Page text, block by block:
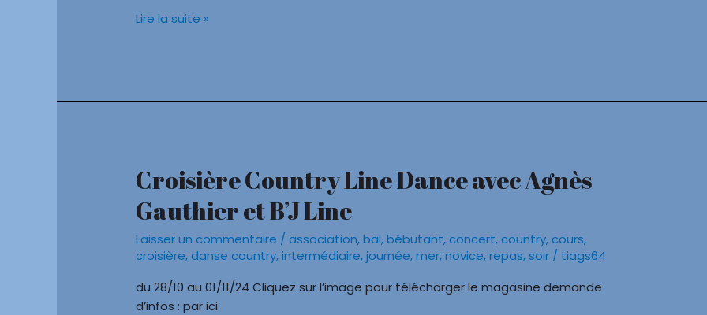
2024
Lire la suite »
Croisière Country Line Dance avec Agnès
Gauthier et B’J Line
Laisser un commentaire /association,bal,bébutant,concert,country,cours,
croisière,danse country,intermédiaire,journée,mer,novice,repas,soir / tiags64
du 28/10 au 01/11/24 Cliquez sur l’image pour télécharger le magasine demande
d’infos : par ici
Croisière
Country
Line
avec
Gauthier
et